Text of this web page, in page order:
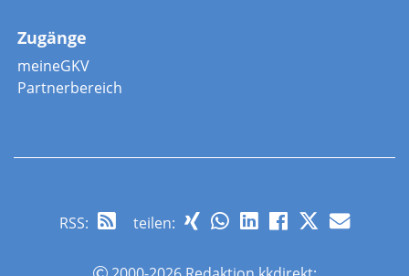
Zugänge
meineGKV
Partnerbereich
RSS: teilen: